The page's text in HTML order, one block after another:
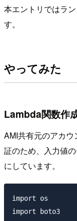
本エントリではラ
す。
やってみた
Lambda関数作
AMI共有元のアカ
証のため、入力値
にしています。
import os
import boto3